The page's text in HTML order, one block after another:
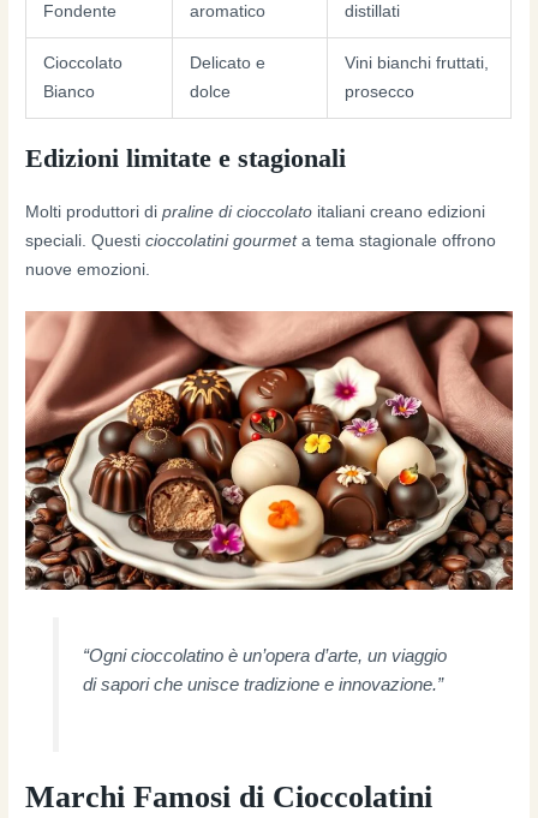
Fondente
aromatico
distillati
Cioccolato
Bianco
Delicato e
dolce
Vini bianchi fruttati,
prosecco
Edizioni limitate e stagionali
Molti produttori dipraline di cioccolato italiani creano edizioni
speciali. Questicioccolatini gourmeta tema stagionale offrono
nuove emozioni.
“Ogni cioccolatino è un’opera d’arte, un viaggio
di sapori che unisce tradizione e innovazione.”
Marchi Famosi di Cioccolatini